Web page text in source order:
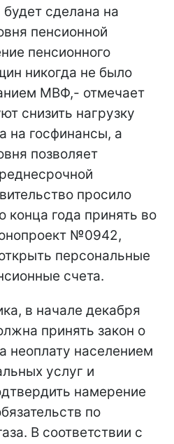
сделана на
пенсионной
пенсионного
никогда не было
МВФ,- отмечает
снизить нагрузку
на госфинансы, а
позволяет
просило
конца года принять во
№0942,
персональные
счета.
в начале декабря
принять закон о
неоплату населением
услуг и
намерение
по
В соответствии с